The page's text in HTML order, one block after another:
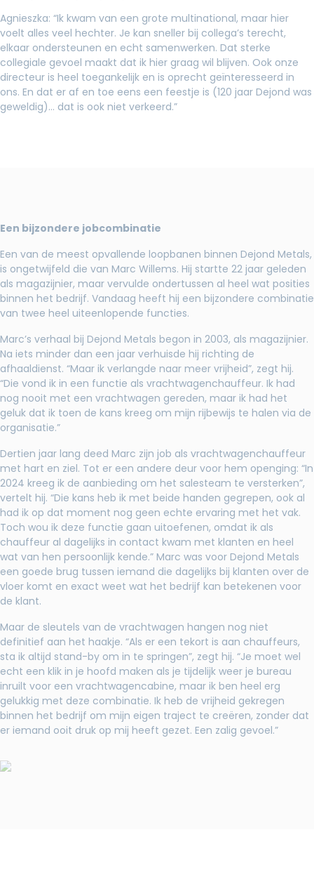
Agnieszka: “Ik kwam van een grote multinational, maar hier
voelt alles veel hechter. Je kan sneller bij collega’s terecht,
elkaar ondersteunen en echt samenwerken. Dat sterke
collegiale gevoel maakt dat ik hier graag wil blijven. Ook onze
directeur is heel toegankelijk en is oprecht geïnteresseerd in
ons. En dat er af en toe eens een feestje is (120 jaar Dejond was
geweldig)… dat is ook niet verkeerd.”
Een bijzondere jobcombinatie
Een van de meest opvallende loopbanen binnen Dejond Metals,
is ongetwijfeld die van Marc Willems. Hij startte 22 jaar geleden
als magazijnier, maar vervulde ondertussen al heel wat posities
binnen het bedrijf. Vandaag heeft hij een bijzondere combinatie
van twee heel uiteenlopende functies.
Marc’s verhaal bij Dejond Metals begon in 2003, als magazijnier.
Na iets minder dan een jaar verhuisde hij richting de
afhaaldienst. “Maar ik verlangde naar meer vrijheid”, zegt hij.
“Die vond ik in een functie als vrachtwagenchauffeur. Ik had
nog nooit met een vrachtwagen gereden, maar ik had het
geluk dat ik toen de kans kreeg om mijn rijbewijs te halen via de
organisatie.”
Dertien jaar lang deed Marc zijn job als vrachtwagenchauffeur
met hart en ziel. Tot er een andere deur voor hem openging: “In
2024 kreeg ik de aanbieding om het salesteam te versterken”,
vertelt hij. “Die kans heb ik met beide handen gegrepen, ook al
had ik op dat moment nog geen echte ervaring met het vak.
Toch wou ik deze functie gaan uitoefenen, omdat ik als
chauffeur al dagelijks in contact kwam met klanten en heel
wat van hen persoonlijk kende.” Marc was voor Dejond Metals
een goede brug tussen iemand die dagelijks bij klanten over de
vloer komt en exact weet wat het bedrijf kan betekenen voor
de klant.
Maar de sleutels van de vrachtwagen hangen nog niet
definitief aan het haakje. “Als er een tekort is aan chauffeurs,
sta ik altijd stand-by om in te springen”, zegt hij. “Je moet wel
echt een klik in je hoofd maken als je tijdelijk weer je bureau
inruilt voor een vrachtwagencabine, maar ik ben heel erg
gelukkig met deze combinatie. Ik heb de vrijheid gekregen
binnen het bedrijf om mijn eigen traject te creëren, zonder dat
er iemand ooit druk op mij heeft gezet. Een zalig gevoel.”